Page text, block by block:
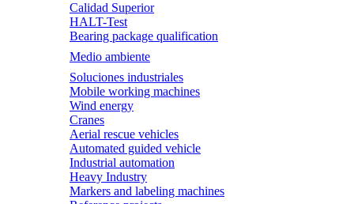
Calidad Superior
HALT-Test
Bearing package qualification
Medio ambiente
Soluciones industriales
Mobile working machines
Wind energy
Cranes
Aerial rescue vehicles
Automated guided vehicle
Industrial automation
Heavy Industry
Markers and labeling machines